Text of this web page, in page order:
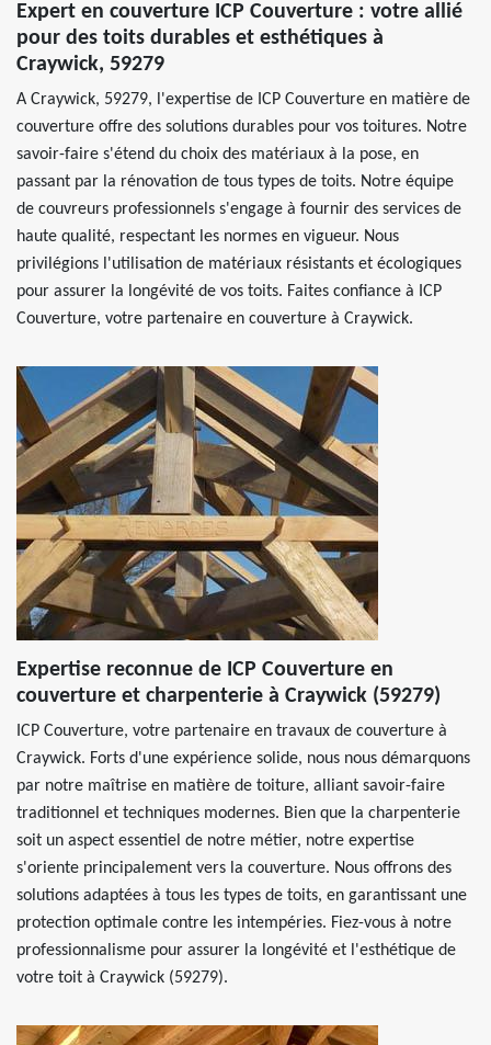
Expert en couverture ICP Couverture : votre allié
pour des toits durables et esthétiques à
Craywick, 59279
A Craywick, 59279, l'expertise de ICP Couverture en matière de
couverture offre des solutions durables pour vos toitures. Notre
savoir-faire s'étend du choix des matériaux à la pose, en
passant par la rénovation de tous types de toits. Notre équipe
de couvreurs professionnels s'engage à fournir des services de
haute qualité, respectant les normes en vigueur. Nous
privilégions l'utilisation de matériaux résistants et écologiques
pour assurer la longévité de vos toits. Faites confiance à ICP
Couverture, votre partenaire en couverture à Craywick.
Expertise reconnue de ICP Couverture en
couverture et charpenterie à Craywick (59279)
ICP Couverture, votre partenaire en travaux de couverture à
Craywick. Forts d'une expérience solide, nous nous démarquons
par notre maîtrise en matière de toiture, alliant savoir-faire
traditionnel et techniques modernes. Bien que la charpenterie
soit un aspect essentiel de notre métier, notre expertise
s'oriente principalement vers la couverture. Nous offrons des
solutions adaptées à tous les types de toits, en garantissant une
protection optimale contre les intempéries. Fiez-vous à notre
professionnalisme pour assurer la longévité et l'esthétique de
votre toit à Craywick (59279).